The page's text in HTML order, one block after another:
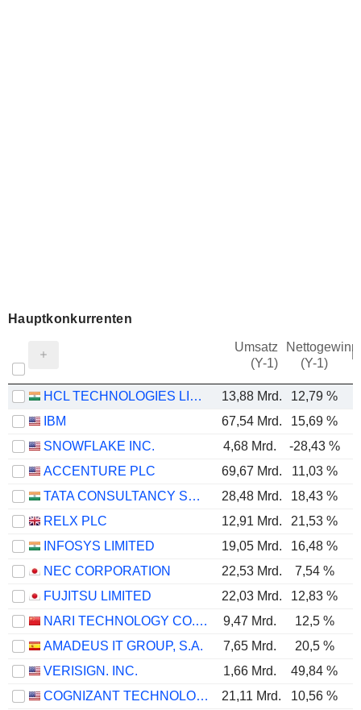
Hauptkonkurrenten
Umsatz
(Y-1)
Nettogewinn
(Y-1)
HCL TECHNOLOGIES LIMITED 13,88 Mrd. 12,79 %
IBM
67,54 Mrd. 15,69 %
SNOWFLAKE INC.
4,68 Mrd. -28,43 %
ACCENTURE PLC
69,67 Mrd. 11,03 %
TATA CONSULTANCY SERVICES LTD.
28,48 Mrd. 18,43 %
RELX PLC
12,91 Mrd. 21,53 %
INFOSYS LIMITED
19,05 Mrd. 16,48 %
NEC CORPORATION
22,53 Mrd. 7,54 %
FUJITSU LIMITED
22,03 Mrd. 12,83 %
NARI TECHNOLOGY CO., LTD.
9,47 Mrd. 12,5 %
AMADEUS IT GROUP, S.A.
7,65 Mrd. 20,5 %
VERISIGN. INC.
1,66 Mrd. 49,84 %
COGNIZANT TECHNOLOGY SOLUTIONS CORPORATION
21,11 Mrd. 10,56 %